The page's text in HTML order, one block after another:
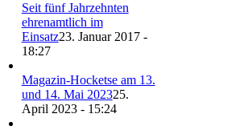
Seit fünf Jahrzehnten
ehrenamtlich im
Einsatz23. Januar 2017 -
18:27
Magazin-Hocketse am 13.
und 14. Mai 202325.
April 2023 - 15:24